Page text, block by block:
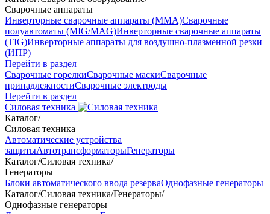
Сварочные аппараты
Инверторные сварочные аппараты (ММА)Сварочные
полуавтоматы (MIG/MAG)Инверторные сварочные аппараты
(TIG)Инверторные аппараты для воздушно-плазменной резки
(ИПР)
Перейти в раздел
Сварочные горелкиСварочные маскиСварочные
принадлежностиСварочные электроды
Перейти в раздел
Силовая техника
Каталог/
Силовая техника
Автоматические устройства
защитыАвтотрансформаторыГенераторы
Каталог/Силовая техника/
Генераторы
Блоки автоматического ввода резерваОднофазные генераторы
Каталог/Силовая техника/Генераторы/
Однофазные генераторы